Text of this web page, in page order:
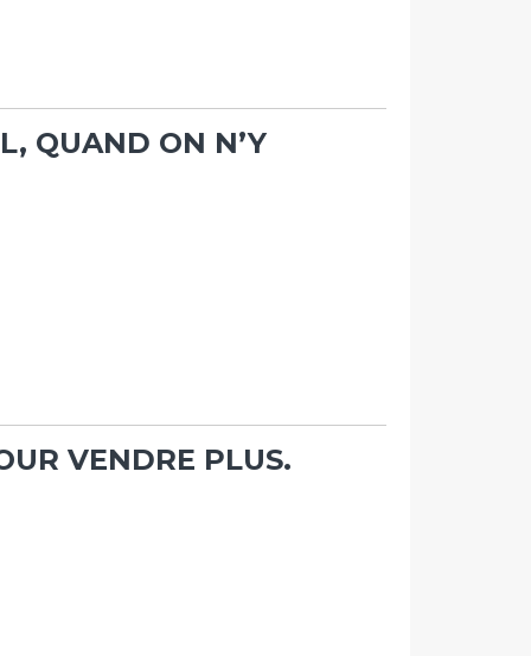
QUAND ON N’Y
VENDRE PLUS.